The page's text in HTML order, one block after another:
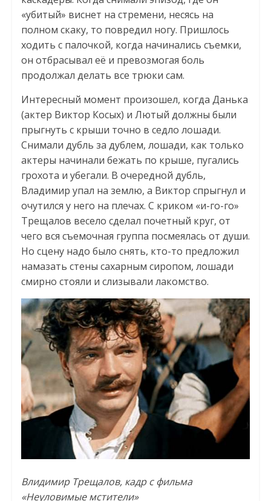
«убитый» виснет на стремени, несясь на
полном скаку, то повредил ногу. Пришлось
ходить с палочкой, когда начинались съемки,
он отбрасывал её и превозмогая боль
продолжал делать все трюки сам.
Интересный момент произошел, когда Данька
(актер Виктор Косых) и Лютый должны были
прыгнуть с крыши точно в седло лошади.
Снимали дубль за дублем, лошади, как только
актеры начинали бежать по крыше, пугались
грохота и убегали. В очередной дубль,
Владимир упал на землю, а Виктор спрыгнул и
очутился у него на плечах. С криком «и-го-го»
Трещалов весело сделал почетный круг, от
чего вся съемочная группа посмеялась от души.
Но сцену надо было снять, кто-то предложил
намазать стены сахарным сиропом, лошади
смирно стояли и слизывали лакомство.
Влидимир Трещалов, кадр с фильма
«Неуловимые мстители»